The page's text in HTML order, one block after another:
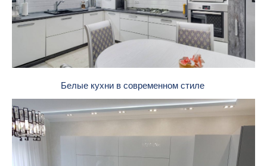
Белые кухни в современном стиле